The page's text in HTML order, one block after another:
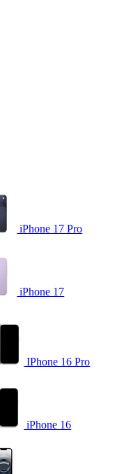
iPhone 17 Pro
iPhone 17
IPhone 16 Pro
iPhone 16